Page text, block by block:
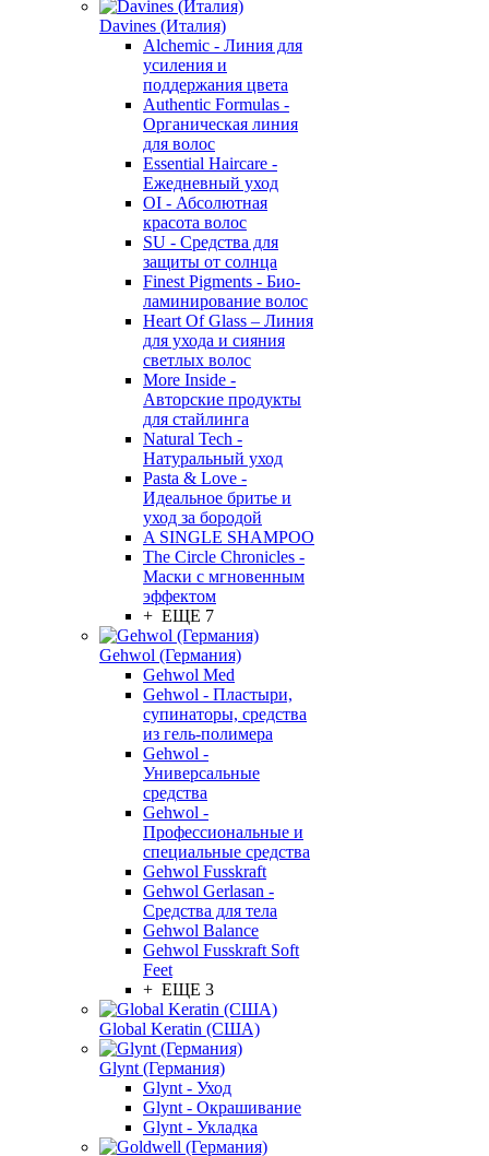
Davines (Италия)
Alchemic - Линия для
усиления и
поддержания цвета
Authentic Formulas -
Органическая линия
для волос
Essential Haircare -
Eжедневный уход
OI - Абсолютная
красота волос
SU - Средства для
защиты от солнца
Finest Pigments - Био-
ламинирование волос
Heart Of Glass – Линия
для ухода и сияния
светлых волос
More Inside -
Авторские продукты
для стайлинга
Natural Tech -
Натуральный уход
Pasta & Love -
Идеальное бритье и
уход за бородой
A SINGLE SHAMPOO
The Circle Chronicles -
Маски с мгновенным
эффектом
+ ЕЩЕ 7
Gehwol (Германия)
Gehwol Med
Gehwol - Пластыри,
супинаторы, средства
из гель-полимера
Gehwol -
Универсальные
средства
Gehwol -
Профессиональные и
специальные средства
Gehwol Fusskraft
Gehwol Gerlasan -
Средства для тела
Gehwol Balance
Gehwol Fusskraft Soft
Feet
+ ЕЩЕ 3
Global Keratin (США)
Glynt (Германия)
Glynt - Уход
Glynt - Окрашивание
Glynt - Укладка